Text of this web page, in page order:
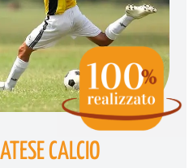
CALCIO